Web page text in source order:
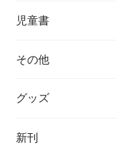
チェコ
ハンガリー
その他
ポーランド
児童書
その他
グッズ
新刊